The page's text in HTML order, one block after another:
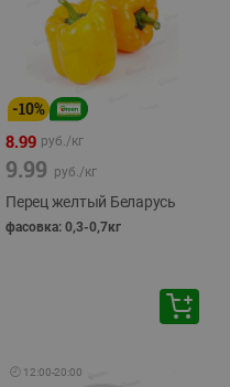
-10%
8.99 руб./кг
9.99 руб./кг
Перец желтый Беларусь
фасовка: 0,3-0,7кг
🕘 12:00-20:00